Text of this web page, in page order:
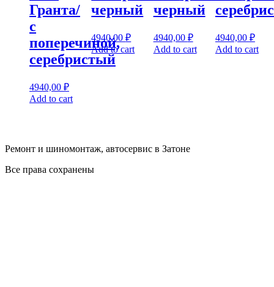
Гранта/
с
поперечиной,
серебристый
4940,00 ₽
Add to cart
черный
4940,00₽
Add to cart
черный
4940,00 ₽
Add to cart
4940,00 ₽
Add to cart
Ремонт и шиномонтаж, автосервис в Затоне
Все права сохранены